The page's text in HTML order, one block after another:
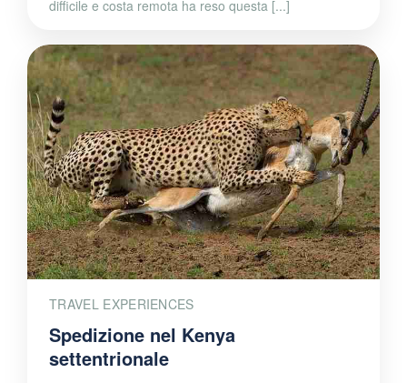
difficile e costa remota ha reso questa [...]
TRAVEL EXPERIENCES
Spedizione nel Kenya
settentrionale